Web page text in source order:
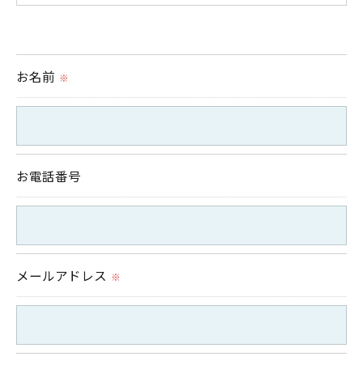
当社ではお客様の同意を得た場合または法令に定め
られた場合を除き、
取得した個人情報を第三者に提供することはいたし
＜個人情報の委託について＞
当社では、利用目的の達成に必要な範囲において、
置をとり、適切な監督を行います。
お名前 ※
お電話番号
メールアドレス ※